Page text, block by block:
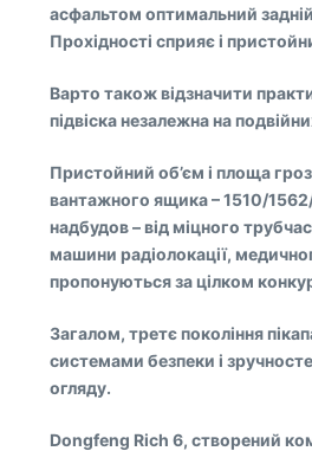
асфальтом оптимальний
Прохідності сприяє і
Варто також відзначити
підвіска незалежна на
Пристойний об’єм і площа
вантажного ящика – 1510/
надбудов – від міцного
машини радіолокації,
пропонуються за цілком
Загалом, третє покоління
системами безпеки і
огляду.
Dongfeng Rich 6, створений